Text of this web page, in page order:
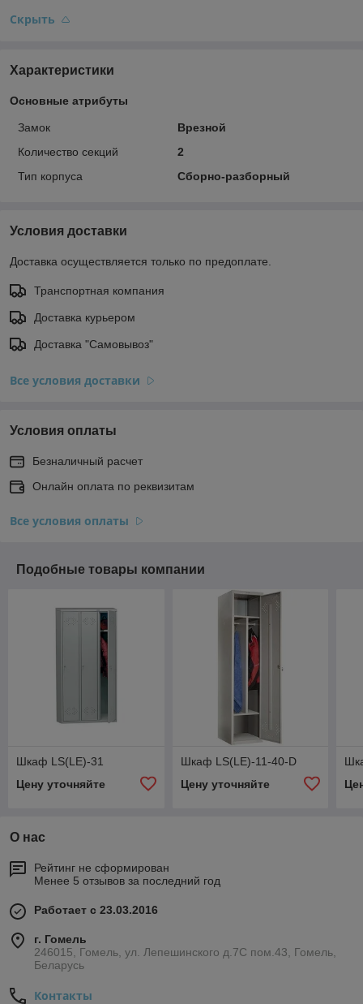
Скрыть
Характеристики
Основные атрибуты
Замок
Врезной
Количество секций
2
Тип корпуса
Сборно-разборный
Условия доставки
Доставка осуществляется только по предоплате.
Транспортная компания
Доставка курьером
Доставка "Самовывоз"
Все условия доставки
Условия оплаты
Безналичный расчет
Онлайн оплата по реквизитам
Все условия оплаты
Подобные товары компании
Шкаф LS(LE)-31
Цену уточняйте
Шкаф LS(LE)-11-40-D
Цену уточняйте
О нас
Рейтинг не сформирован
Менее 5 отзывов за последний год
Работает с 23.03.2016
г. Гомель
246015, Гомель, ул. Лепешинского д.7С пом.43, Гомель,
Беларусь
Контакты